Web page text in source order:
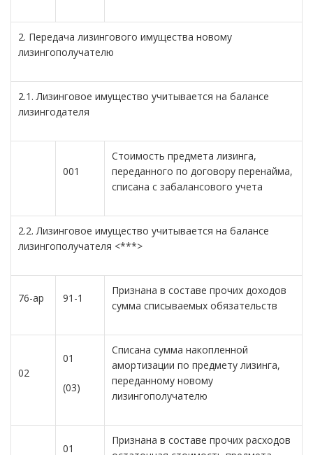
2. Передача лизингового имущества новому
лизингополучателю
2.1. Лизинговое имущество учитывается на балансе
лизингодателя
001
Стоимость предмета лизинга,
переданного по договору перенайма,
списана с забалансового учета
2.2. Лизинговое имущество учитывается на балансе
лизингополучателя <***>
76-ар 91-1
Признана в составе прочих доходов
сумма списываемых обязательств
02
01
(03)
Списана сумма накопленной
амортизации по предмету лизинга,
переданному новому
лизингополучателю
01
Признана в составе прочих расходов